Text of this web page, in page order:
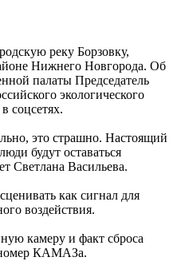
реку Борзовку,
Нижнего Новгорода. Об
палаты Председатель
экологического
соцсетях.
это страшно. Настоящий
будут оставаться
Светлана Васильева.
как сигнал для
воздействия.
камеру и факт сброса
номер КАМАЗа.